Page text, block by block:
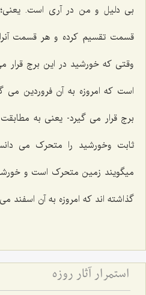
بی دلیل و من در آری است. یعنی؛
قسمت تقسیم کرده و هر قسمت
وقتی که خورشید در این برج قرار
است که امروزه به آن فروردین می
برج قرار می گیرد- یعنی به
ثابت وخورشید را متحرک می
میگویند زمین متحرک است و
گذاشته اند که امروزه به آن اسفند
استمرار آثار روزه